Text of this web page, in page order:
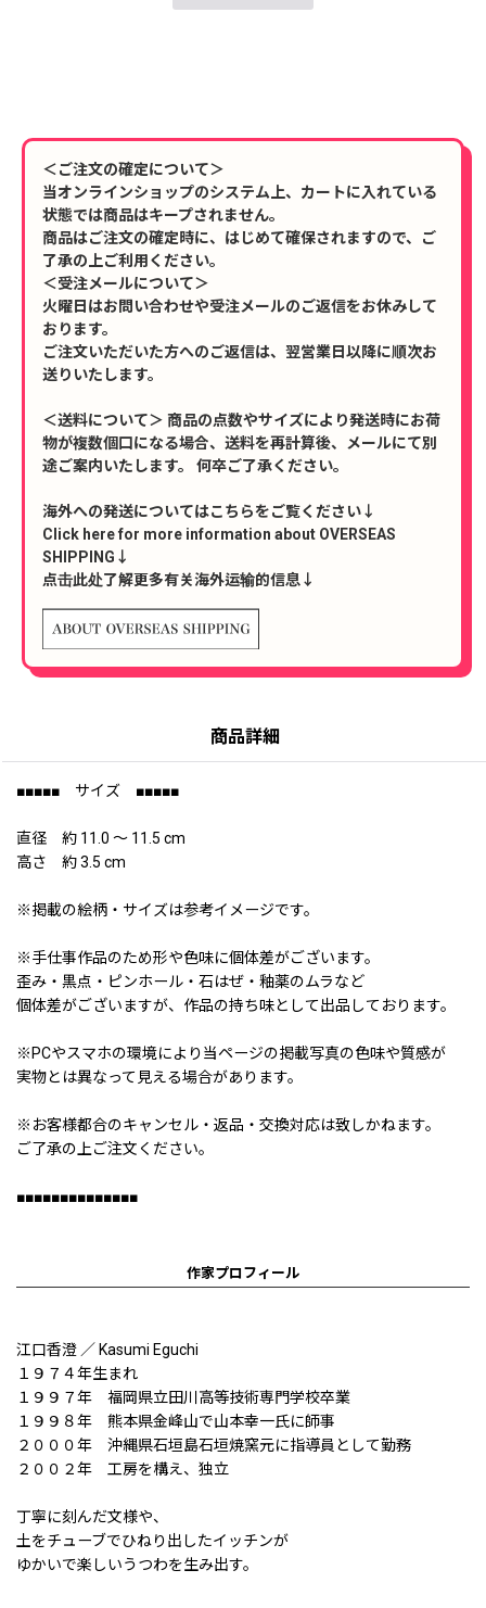
＜ご注文の確定について＞
当オンラインショップのシステム上、カートに入れている
状態では商品はキープされません。
商品はご注文の確定時に、はじめて確保されますので、ご
了承の上ご利用ください。
＜受注メールについて＞
火曜日はお問い合わせや受注メールのご返信をお休みして
おります。
ご注文いただいた方へのご返信は、翌営業日以降に順次お
送りいたします。
＜送料について＞ 商品の点数やサイズにより発送時にお荷
物が複数個口になる場合、送料を再計算後、メールにて別
途ご案内いたします。 何卒ご了承ください。
海外への発送についてはこちらをご覧ください↓
Click here for more information about OVERSEAS
SHIPPING↓
点击此处了解更多有关海外运输的信息↓
商品詳細
■■■■■ サイズ ■■■■■
直径 約 11.0 〜 11.5 cm
高さ 約 3.5 cm
※掲載の絵柄・サイズは参考イメージです。
※手仕事作品のため形や色味に個体差がございます。
歪み・黒点・ピンホール・石はぜ・釉薬のムラなど
個体差がございますが、作品の持ち味として出品しております。
※PCやスマホの環境により当ページの掲載写真の色味や質感が
実物とは異なって見える場合があります。
※お客様都合のキャンセル・返品・交換対応は致しかねます。
ご了承の上ご注文ください。
■■■■■■■■■■■■■■
作家プロフィール
江口香澄 ／ Kasumi Eguchi
１９７４年生まれ
１９９７年 福岡県立田川高等技術専門学校卒業
１９９８年 熊本県金峰山で山本幸一氏に師事
２０００年 沖縄県石垣島石垣焼窯元に指導員として勤務
２００２年 工房を構え、独立
丁寧に刻んだ文様や、
土をチューブでひねり出したイッチンが
ゆかいで楽しいうつわを生み出す。